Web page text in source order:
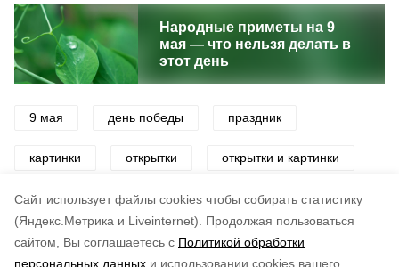
Cайт использует файлы cookies чтобы собирать статистику
(Яндекс.Метрика и Liveinternet).
Продолжая пользоваться
сайтом, Вы соглашаетесь с Политикой обработки
персональных данных и использовании cookies вашего
Народные приметы на 9
мая — что нельзя делать в
этот день
9 мая день победы праздник
картинки открытки открытки и картинки
поздравления